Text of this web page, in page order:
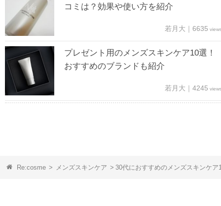
コミは？効果や使い方を紹介
若月大｜6635
プレゼント用のメンズスキンケア10選！
おすすめのブランドも紹介
若月大｜4245
Re:cosme > メンズスキンケア > 30代におすすめのメンズスキンケ